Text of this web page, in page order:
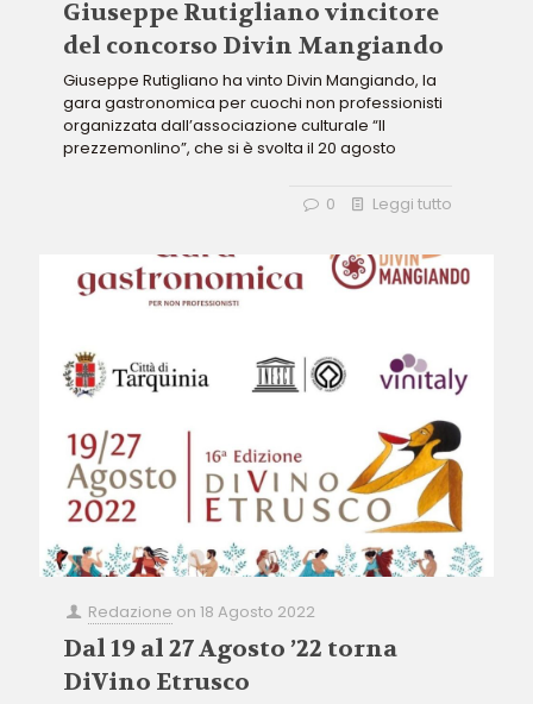
Giuseppe Rutigliano vincitore
del concorso Divin Mangiando
Giuseppe Rutigliano ha vinto Divin Mangiando, la
gara gastronomica per cuochi non professionisti
organizzata dall’associazione culturale “Il
prezzemonlino”, che si è svolta il 20 agosto
0 Leggi tutto
Redazione on18 Agosto 2022
Dal 19 al 27 Agosto ’22 torna
DiVino Etrusco